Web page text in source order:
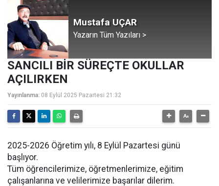
Mustafa UÇAR
Yazarın Tüm Yazıları >
SANCILI BİR SÜREÇTE OKULLAR
AÇILIRKEN
Yayınlanma: 08 Eylül 2025 Pazartesi 21:32
2025-2026 Öğretim yılı, 8 Eylül Pazartesi günü
başlıyor.
Tüm öğrencilerimize, öğretmenlerimize, eğitim
çalışanlarına ve velilerimize başarılar dilerim.